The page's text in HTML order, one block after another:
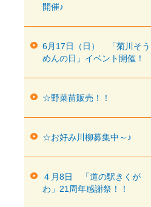
開催♪
6月17日（日） 「菊川そう
めんの日」イベント開催！
☆野菜苗販売！！
☆お好み川柳募集中～♪
４月8日 「道の駅きくが
わ」21周年感謝祭！！